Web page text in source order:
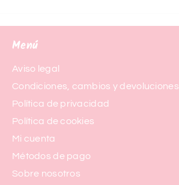
Menú
Aviso legal
Condiciones, cambios y devoluciones
Política de privacidad
Política de cookies
Mi cuenta
Métodos de pago
Sobre nosotros